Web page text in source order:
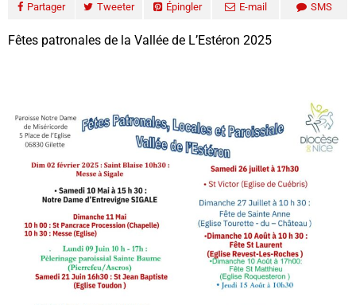
Partager Tweeter Épingler E-mail SMS
Fêtes patronales de la Vallée de L’Estéron 2025